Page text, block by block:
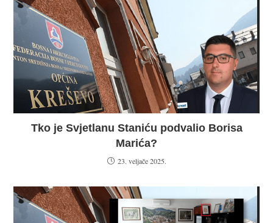
Tko je Svjetlanu Staniću podvalio Borisa
Marića?
23. veljače 2025.